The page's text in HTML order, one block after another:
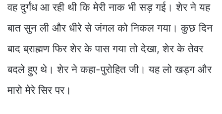
वह दुर्गंध आ रही थी कि मेरी नाक भी सड़ गई। शेर ने यह
बात सुन ली और धीरे से जंगल को निकल गया। कुछ दिन
बाद ब्राह्मण फिर शेर के पास गया तो देखा, शेर के तेवर
बदले हुए थे। शेर ने कहा-पुरोहित जी। यह लो खड्ग और
मारो मेरे सिर पर।